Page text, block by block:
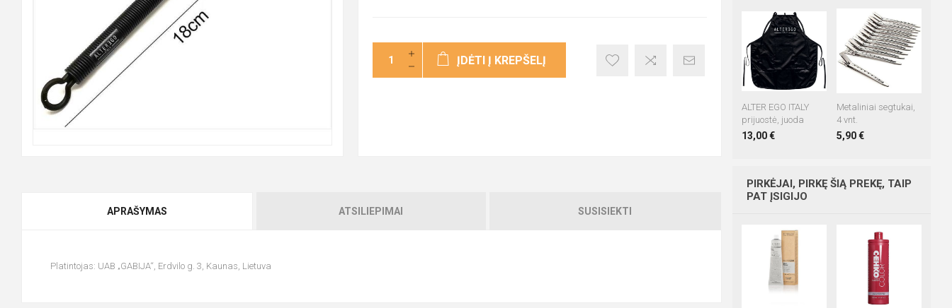
ĮDĖTI Į KREPŠELĮ
APRAŠYMAS ATSILIEPIMAI SUSISIEKTI
Platintojas: UAB „GABIJA“, Erdvilo g. 3, Kaunas, Lietuva
ALTER EGO ITALY
prijuostė, juoda
13,00 €
Metaliniai segtukai,
4 vnt.
5,90 €
PIRKĖJAI, PIRKĘ ŠIĄ PREKĘ, TAIP
PAT ĮSIGIJO